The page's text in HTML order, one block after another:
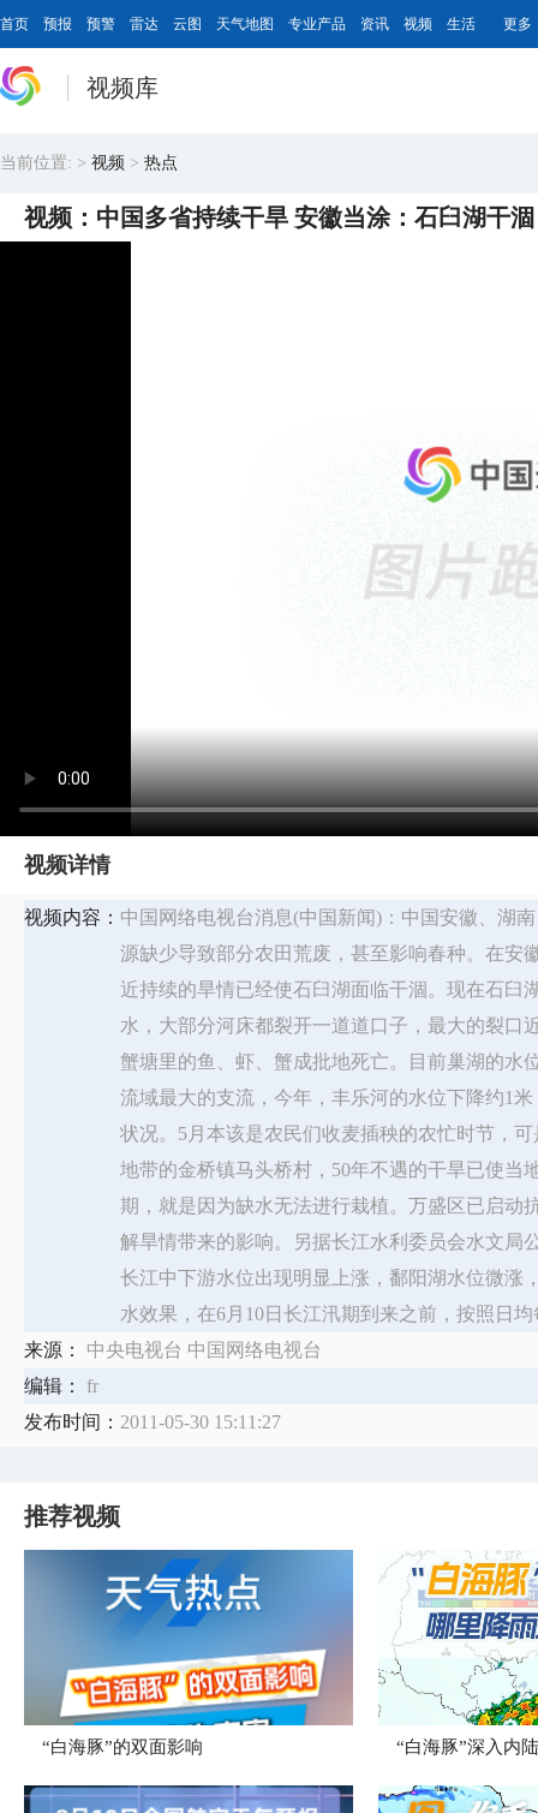
首页 预报 预警 雷达 云图 天气地图 专业产品 资讯 视频 生活 更多
视频库
当前位置: > 视频 > 热点
视频：中国多省持续干旱 安徽当涂：石臼湖干
视频详情
视频内容： 中国网络电视台消息(中国新闻)：中国安徽、湖
源缺少导致部分农田荒废，甚至影响春种。在安
近持续的旱情已经使石臼湖面临干涸。现在石臼
水，大部分河床都裂开一道道口子，最大的裂口
蟹塘里的鱼、虾、蟹成批地死亡。目前巢湖的水
流域最大的支流，今年，丰乐河的水位下降约1
状况。5月本该是农民们收麦插秧的农忙时节，
地带的金桥镇马头桥村，50年不遇的干旱已使当
期，就是因为缺水无法进行栽植。万盛区已启动
解旱情带来的影响。另据长江水利委员会水文局
长江中下游水位出现明显上涨，鄱阳湖水位微涨
水效果，在6月10日长江汛期到来之前，按照日
来源：
中央电视台 中国网络电视台
编辑：
fr
发布时间： 2011-05-30 15:11:27
推荐视频
​“白海豚”的双面影响 “白海豚”深入内